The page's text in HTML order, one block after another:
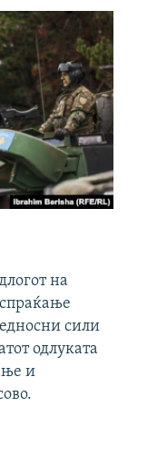
на
сили
одлуката
и